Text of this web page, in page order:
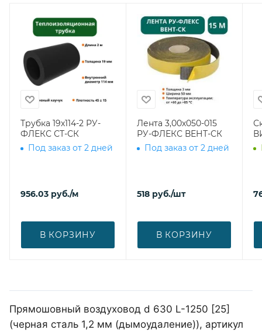
Трубка 19х114-2 РУ-
ФЛЕКС СТ-СК
Под заказ от 2 дней
956.03 руб./м
В КОРЗИНУ
Лента 3,00х050-015
РУ-ФЛЕКС ВЕНТ-СК
Под заказ от 2 дней
518 руб./шт
В КОРЗИНУ
Прямошовный воздуховод d 630 L-1250 [25]
(черная сталь 1,2 мм (дымоудаление)), артикул